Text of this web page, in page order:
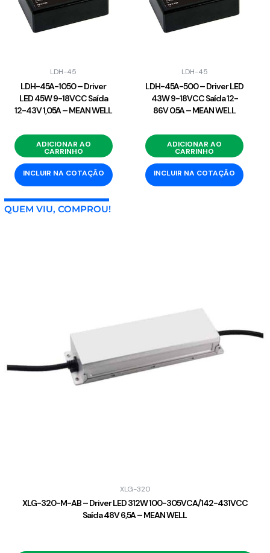
LDH-45
LDH-45A-1050 – Driver
LED 45W 9-18VCC Saída
12-43V 1,05A – MEAN WELL
ADICIONAR AO
CARRINHO
INCLUIR NA COTAÇÃO
LDH-45
LDH-45A-500 – Driver LED
43W 9-18VCC Saída 12-
86V 0.5A – MEAN WELL
ADICIONAR AO
CARRINHO
INCLUIR NA COTAÇÃO
QUEM VIU, COMPROU!
XLG-320
XLG-320-M-AB – Driver LED 312W 100-305VCA/142-431VCC
Saída 48V 6,5A – MEAN WELL